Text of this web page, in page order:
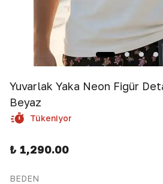
Yuvarlak Yaka Neon Figür
Beyaz
Tükeniyor
₺ 1,290.00
BEDEN